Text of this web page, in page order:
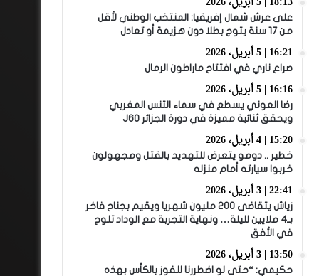
على عرش شمال إفريقيا: المنتخب الوطني لأقل
من 17 سنة يتوج بطلا دون هزيمة أو تعادل
16:21 | 5 أبريل، 2026
صراع ناري في افتتاح ماراطون الرمال
16:16 | 5 أبريل، 2026
رضا العوني يسطع في سماء التنس المغربي
ويحقق ثنائية مميزة في دورة الجزائر J60
15:20 | 4 أبريل، 2026
خطير .. دومو يتعرض للتهديد بالقتل ومجهولون
خربوا سيارته أمام منزله
22:41 | 3 أبريل، 2026
زياش يتقاضى 200 مليون شهريا ويقيم بجناح فاخر
بـ4 ملايين لليلة… ونهاية التجربة مع الوداد تلوح
في الأفق
13:50 | 3 أبريل، 2026
حكيمي: “حتى لو اضطررنا للفوز بالكأس بهذه